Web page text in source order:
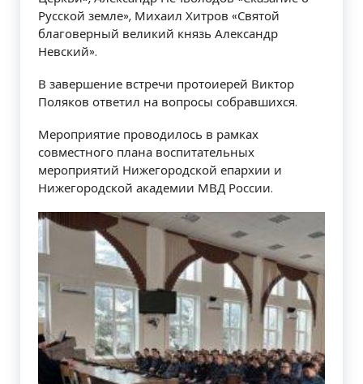
Русской земле», Михаил Хитров «Святой
благоверный великий князь Александр
Невский».
В завершение встречи протоиерей Виктор
Поляков ответил на вопросы собравшихся.
Мероприятие проводилось в рамках
совместного плана воспитательных
мероприятий Нижегородской епархии и
Нижегородской академии МВД России.